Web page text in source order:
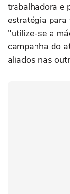
trabalhadora e
estratégia para
"utilize-se a
campanha do
aliados nas